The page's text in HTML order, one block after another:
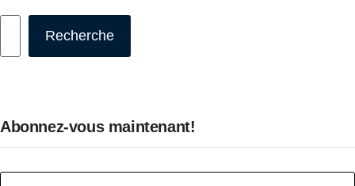
Recherche
Abonnez-vous maintenant!